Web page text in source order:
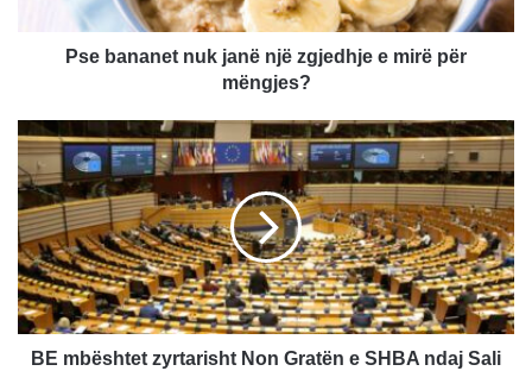
k
j
a
n
ë
n
j
ë
z
Pse bananet nuk janë një zgjedhje e mirë për
mëngjes?
B
E
m
b
ë
s
h
t
e
BE mbështet zyrtarisht Non Gratën e SHBA ndaj Sali